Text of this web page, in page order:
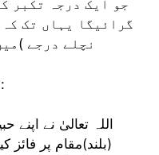
جو ایک درجہ تکبر
گرائیگا یہاں تک
نچلے درجے
حضور نبی کریم کی شان ِتواضع:
اللہ تعالیٰ نے
(بلند)مقام پر